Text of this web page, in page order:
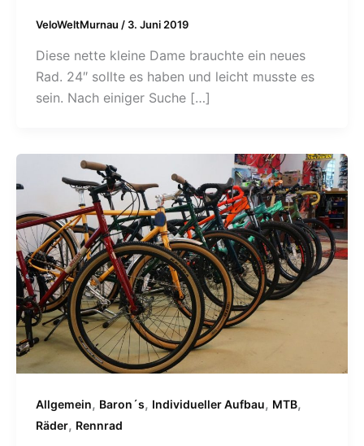
VeloWeltMurnau / 3. Juni 2019
Diese nette kleine Dame brauchte ein neues
Rad. 24″ sollte es haben und leicht musste es
sein. Nach einiger Suche […]
Allgemein, Baron´s, Individueller Aufbau, MTB,
Räder, Rennrad